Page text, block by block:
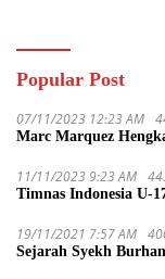
Popular Post
07/11/2023 12:23 AM
Marc Marquez
11/11/2023 9:23 AM
Timnas Indonesia U-
19/11/2021 7:57 AM
Sejarah Syekh